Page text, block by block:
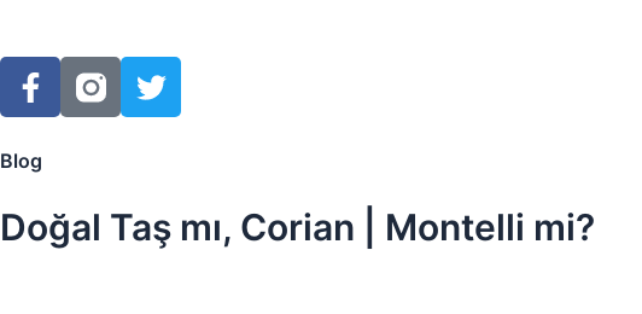
F
a
e
o
o
T
w
e
r
Blog
Doğal Taş mı, Corian | Montelli mi?